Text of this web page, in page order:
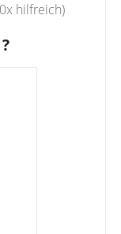
hilfreich)